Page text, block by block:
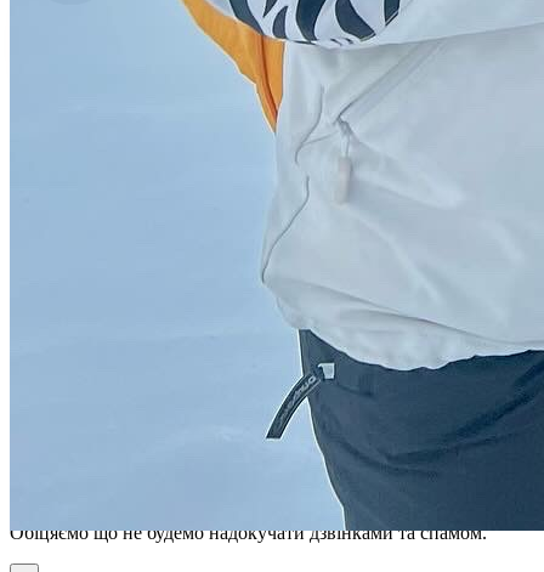
ХОЧУ В КАРПАТИ →
+38 050 572 05 77 — Є питання?
Залиште, будь ласка, свій телефон та пошту, і ми зв'яжемось з вами
Обіцяємо що не будемо надокучати дзвінками та спамом.